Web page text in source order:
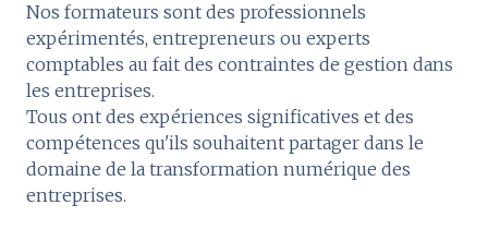
Nos formateurs sont des professionnels
expérimentés, entrepreneurs ou experts
comptables au fait des contraintes de gestion dans
les entreprises.
Tous ont des expériences significatives et des
compétences qu'ils souhaitent partager dans le
domaine de la transformation numérique des
entreprises.